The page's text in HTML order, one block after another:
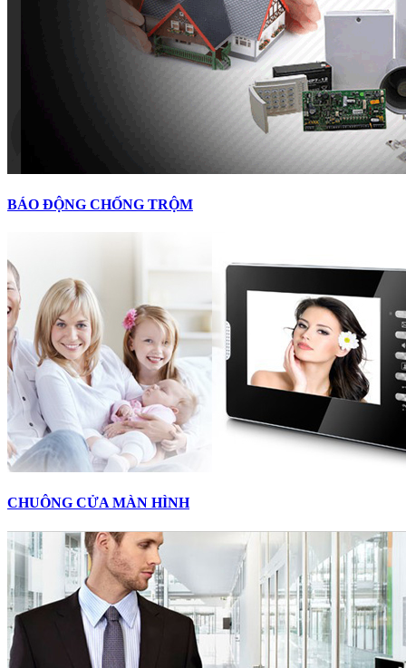
BÁO ĐỘNG CHỐNG TRỘM
CHUÔNG CỬA MÀN HÌNH